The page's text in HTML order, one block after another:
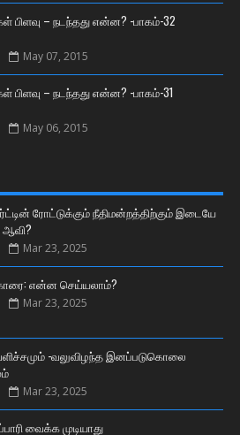
பிளவு – நடந்தது என்ன? -பாகம்-32
May 07, 2015
பிளவு – நடந்தது என்ன? -பாகம்-31
May 06, 2015
ரோட்டுக்கும் நீதிமன்றத்திற்கும் இடையே
ஆவி?
Mar 23, 2025
என்ன செய்யலாம்?
Mar 23, 2025
-வலுவிழந்த இனப்படுகொலை
Mar 23, 2025
வைக்க முடியாது